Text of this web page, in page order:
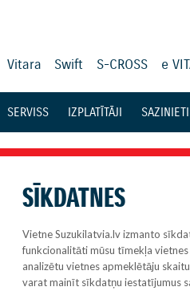
Vitara Swift S-CROSS e
SERVISS IZPLATĪTĀJI
SĪKDATNES
Vietne Suzukilatvia.lv izmanto
funkcionalitāti mūsu tīmekļa
analizētu vietnes apmeklētāju
varat mainīt sīkdatņu iestatījumus